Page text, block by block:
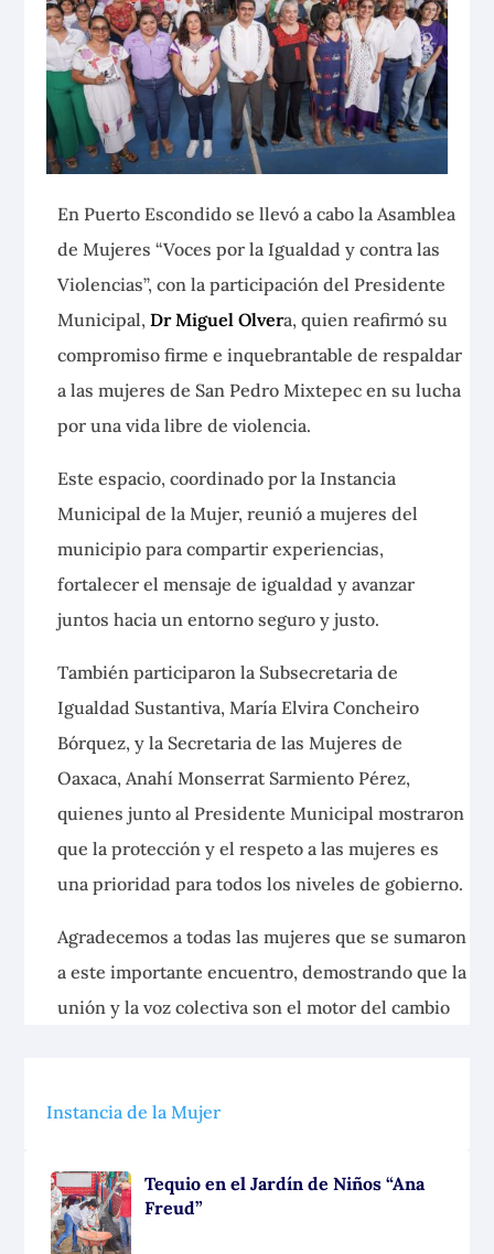
En Puerto Escondido se llevó a cabo la Asamblea
de Mujeres “Voces por la Igualdad y contra las
Violencias”, con laparticipación del Presidente
Municipal, Dr Miguel Olvera, quien reafirmó su
compromiso firme e inquebrantable de respaldar
a las mujeres de San Pedro Mixtepec en su lucha
por una vida libre de violencia.
Este espacio, coordinado por la Instancia
Municipal de la Mujer, reunió a mujeres del
municipio para compartir experiencias,
fortalecer el mensaje de igualdad y avanzar
juntos hacia un entorno seguro y justo.
También participaron la Subsecretaria de
Igualdad Sustantiva, María Elvira Concheiro
Bórquez, y la Secretaria de las Mujeres de
Oaxaca, Anahí Monserrat Sarmiento Pérez,
quienes junto al Presidente Municipal mostraron
que la protección y el respeto a las mujeres es
una prioridad para todos los niveles de gobierno.
Agradecemos a todas las mujeres que se sumaron
a este importante encuentro, demostrando que la
unión y la voz colectiva son el motor del cambio
Instancia de la Mujer
Tequio en el Jardín de Niños “Ana
Freud”